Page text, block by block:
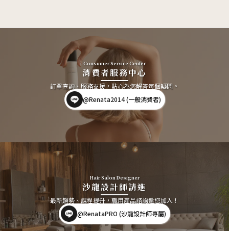
Consumer Service Center
消費者服務中心
訂單查詢、服務支援，貼心為您解答每個疑問。
@Renata2014 (一般消費者)
Hair Salon Designer
沙龍設計師請進
最新趨勢、課程提升，職用產品諮詢邀您加入！
@RenataPRO (沙龍設計師專屬)